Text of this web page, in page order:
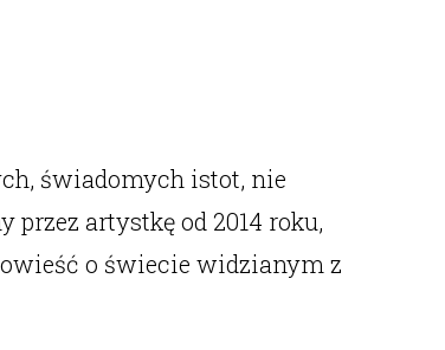
świadomych istot, nie
artystkę od 2014 roku,
o świecie widzianym z